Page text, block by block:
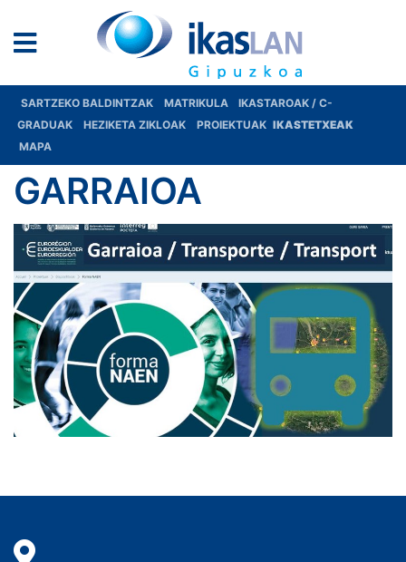
SARTZEKO BALDINTZAK MATRIKULA
IKASTAROAK / C-
GRADUAK
HEZIKETA ZIKLOAK PROIEKTUAK IKASTETXEAK
MAPA
GARRAIOA